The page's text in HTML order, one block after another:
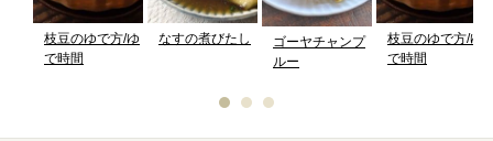
枝豆のゆで方/ゆ
で時間
なすの煮びたし
ゴーヤチャンプ
ルー
枝豆のゆで方/ゆ
で時間